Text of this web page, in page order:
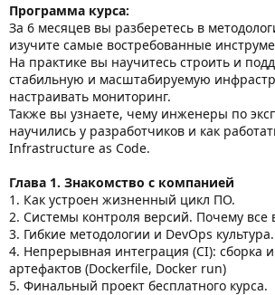
Программа курса:
За 6 месяцев вы разберетесь в
изучите самые востребованные
На практике вы научитесь строить и
стабильную и масштабируемую
настраивать мониторинг.
Также вы узнаете, чему инженеры по
научились у разработчиков и как
Infrastructure as Code.
Глава 1. Знакомство с компанией
1. Как устроен жизненный цикл ПО.
2. Системы контроля версий. Почему все
3. Гибкие методологии и DevOps культура.
4. Непрерывная интеграция (CI): сборка
артефактов (Dockerfile, Docker run)
5. Финальный проект бесплатного курса.